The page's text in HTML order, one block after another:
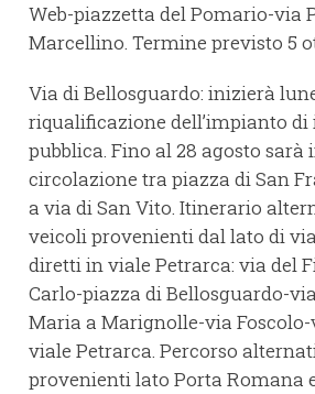
Web-piazzetta del Pomario-via
Marcellino. Termine previsto 5
Via di Bellosguardo: inizierà
riqualificazione dell’impianto
pubblica. Fino al 28 agosto
circolazione tra piazza di San
a via di San Vito. Itinerario
veicoli provenienti dal lato di
diretti in viale Petrarca: via del
Carlo-piazza di Bellosguardo-
Maria a Marignolle-via
viale Petrarca. Percorso
provenienti lato Porta Romana